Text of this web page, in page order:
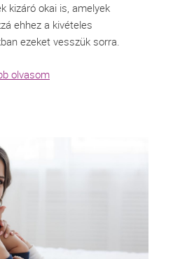
kizáró okai is, amelyek
ehhez a kivételes
ezeket vesszük sorra.
olvasom